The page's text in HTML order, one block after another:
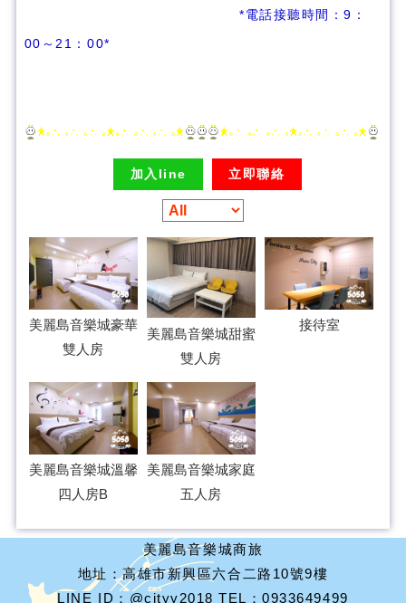
*電話接聽時間：9：
00～21：00*
加入line 立即聯絡
美麗島音樂城豪華
雙人房
美麗島音樂城甜蜜
雙人房
接待室
美麗島音樂城溫馨
四人房B
美麗島音樂城家庭
五人房
美麗島音樂城商旅
地址：高雄市新興區六合二路10號9樓
LINE ID：@cityy2018 TEL：0933649499